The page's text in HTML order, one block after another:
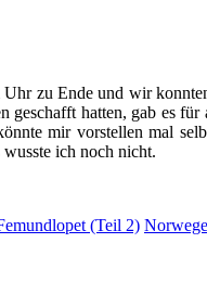
zu Ende und wir
geschafft hatten, gab es
mir vorstellen mal
wusste ich noch nicht.
(Teil 2)